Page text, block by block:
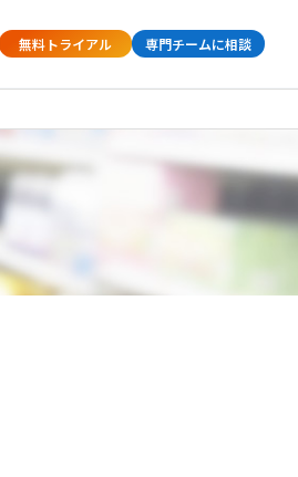
無料トライアル 専門チームに相談